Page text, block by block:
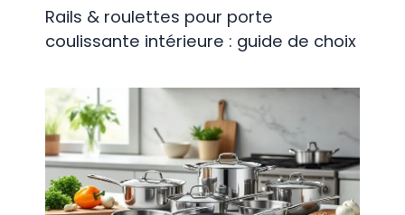
Rails & roulettes pour porte
coulissante intérieure : guide de choix